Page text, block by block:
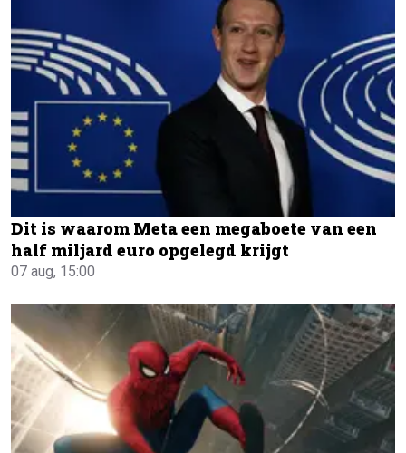
Dit is waarom Meta een megaboete van een
half miljard euro opgelegd krijgt
07 aug, 15:00